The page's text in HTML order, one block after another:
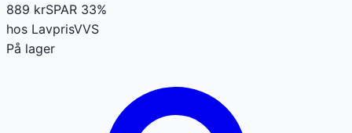
889 krSPAR 33%
hos LavprisVVS
På lager